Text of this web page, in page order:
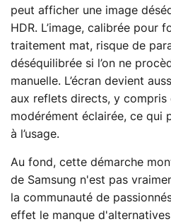
peut afficher une image
HDR. L’image, calibrée pour
traitement mat, risque de
déséquilibrée si l’on ne
manuelle. L’écran devient
aux reflets directs, y compris
modérément éclairée, ce qui
à l’usage.
Au fond, cette démarche
de Samsung n'est pas
la communauté de
effet le manque